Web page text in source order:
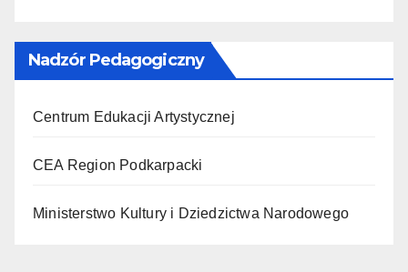
Nadzór Pedagogiczny
Centrum Edukacji Artystycznej
CEA Region Podkarpacki
Ministerstwo Kultury i Dziedzictwa Narodowego